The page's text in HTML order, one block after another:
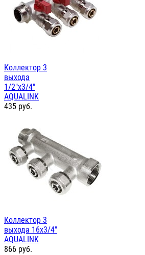
Коллектор 3
выхода
1/2"х3/4"
AQUALINK
435 руб.
Коллектор 3
выхода 16х3/4"
AQUALINK
866 руб.